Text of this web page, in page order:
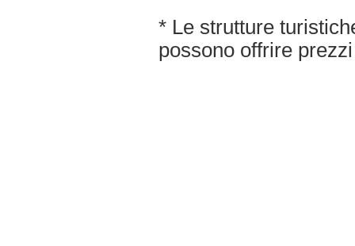
* Le strutture
possono offrire